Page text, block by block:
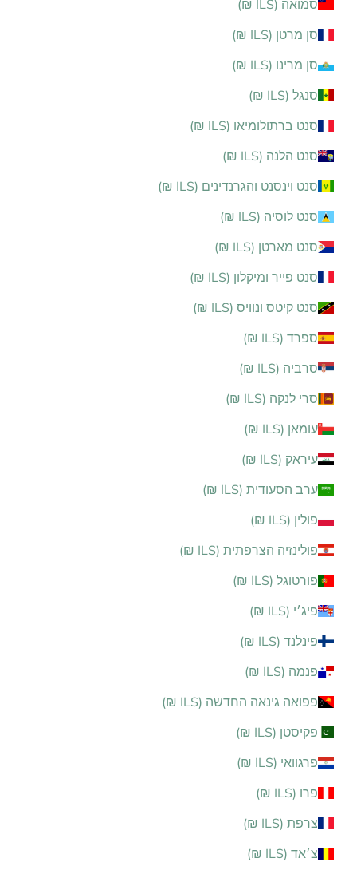
סמואה (ILS ₪)
סן מרטן (ILS ₪)
סן מרינו (ILS ₪)
סנגל (ILS ₪)
סנט ברתולומיאו (ILS ₪)
סנט הלנה (ILS ₪)
סנט וינסנט והגרנדינים (ILS ₪)
סנט לוסיה (ILS ₪)
סנט מארטן (ILS ₪)
סנט פייר ומיקלון (ILS ₪)
סנט קיטס ונוויס (ILS ₪)
ספרד (ILS ₪)
סרביה (ILS ₪)
סרי לנקה (ILS ₪)
עומאן (ILS ₪)
עיראק (ILS ₪)
ערב הסעודית (ILS ₪)
פולין (ILS ₪)
פולינזיה הצרפתית (ILS ₪)
פורטוגל (ILS ₪)
פיג׳י (ILS ₪)
פינלנד (ILS ₪)
פנמה (ILS ₪)
פפואה גינאה החדשה (ILS ₪)
פקיסטן (ILS ₪)
פרגוואי (ILS ₪)
פרו (ILS ₪)
צרפת (ILS ₪)
צ׳אד (ILS ₪)